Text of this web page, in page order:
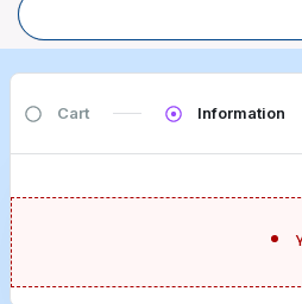
Cart Information